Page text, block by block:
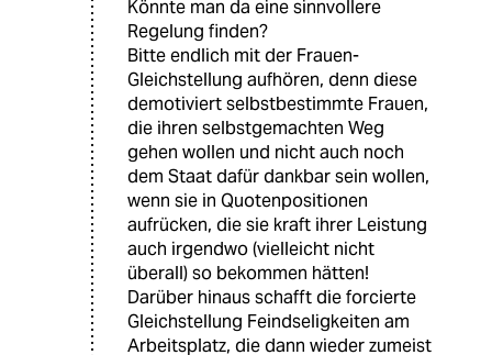
Könnte man da eine sinnvollere
Regelung finden?
Bitte endlich mit der Frauen-
Gleichstellung aufhören, denn diese
demotiviert selbstbestimmte Frauen,
die ihren selbstgemachten Weg
gehen wollen und nicht auch noch
dem Staat dafür dankbar sein wollen,
wenn sie in Quotenpositionen
aufrücken, die sie kraft ihrer Leistung
auch irgendwo (vielleicht nicht
überall) so bekommen hätten!
Darüber hinaus schafft die forcierte
Gleichstellung Feindseligkeiten am
Arbeitsplatz, die dann wieder zumeist